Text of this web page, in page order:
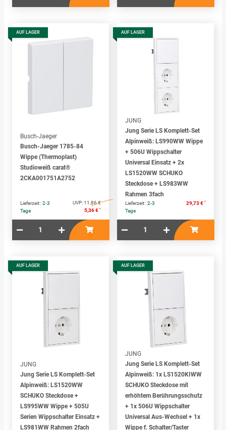
AUF LAGER
Busch-Jaeger
Busch-Jaeger 1785-84
Wippe (Thermoplast)
Studioweiß carat®
2CKA001751A2752
Lieferzeit :2-3
Tage
UVP:11,86 €
5,36 € *
AUF LAGER
JUNG
Jung Serie LS Komplett-Set
Alpinweiß: LS990WW Wippe
+ 506U Wippschalter
Universal Einsatz + 2x
LS1520WW SCHUKO
Steckdose + LS983WW
Rahmen 3fach
Lieferzeit :2-3
Tage
29,73 € *
AUF LAGER
JUNG
Jung Serie LS Komplett-Set
Alpinweiß: LS1520WW
SCHUKO Steckdose +
LS995WW Wippe + 505U
Serien Wippschalter Einsatz +
LS981WW Rahmen 2fach
AUF LAGER
JUNG
Jung Serie LS Komplett-Set
Alpinweiß: 1x LS1520KIWW
SCHUKO Steckdose mit
erhöhtem Berührungsschutz
+ 1x 506U Wippschalter
Universal Aus-Wechsel + 1x
Wippe f. Schalter/Taster